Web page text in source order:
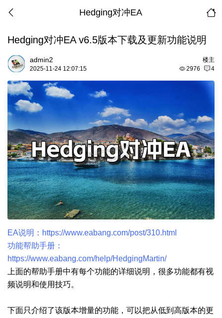
Hedging对冲EA
Hedging对冲EA v6.5版本下载及更新功能说明
楼主
admin2
2976 4
2025-11-24 12:07:15
EA说明： https://www.eabang.com/post/310.html
功能帮助手册：
https://www.eabang.com/help/HedgingMartin/
上面的帮助手册中有每个功能的详细说明，很多功能都有视
频说明和使用技巧。
下面只介绍了该版本增量的功能，可以把从低到高版本的更